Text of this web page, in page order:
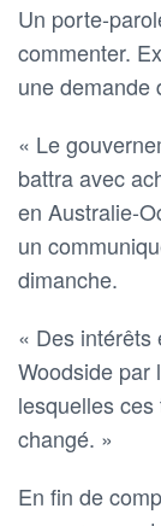
Un porte-
commenter.
une demande
« Le
battra avec
en Australie-
un
dimanche.
« Des intérêts
Woodside par
lesquelles
changé. »
En fin de